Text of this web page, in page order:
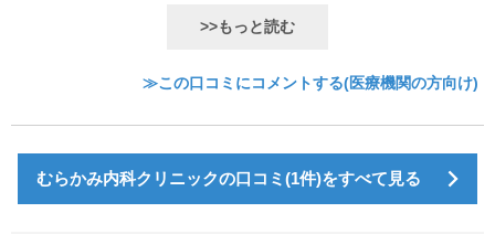
>>もっと読む
≫この口コミにコメントする(医療機関の方向け)
むらかみ内科クリニックの口コミ(1件)をすべて見る